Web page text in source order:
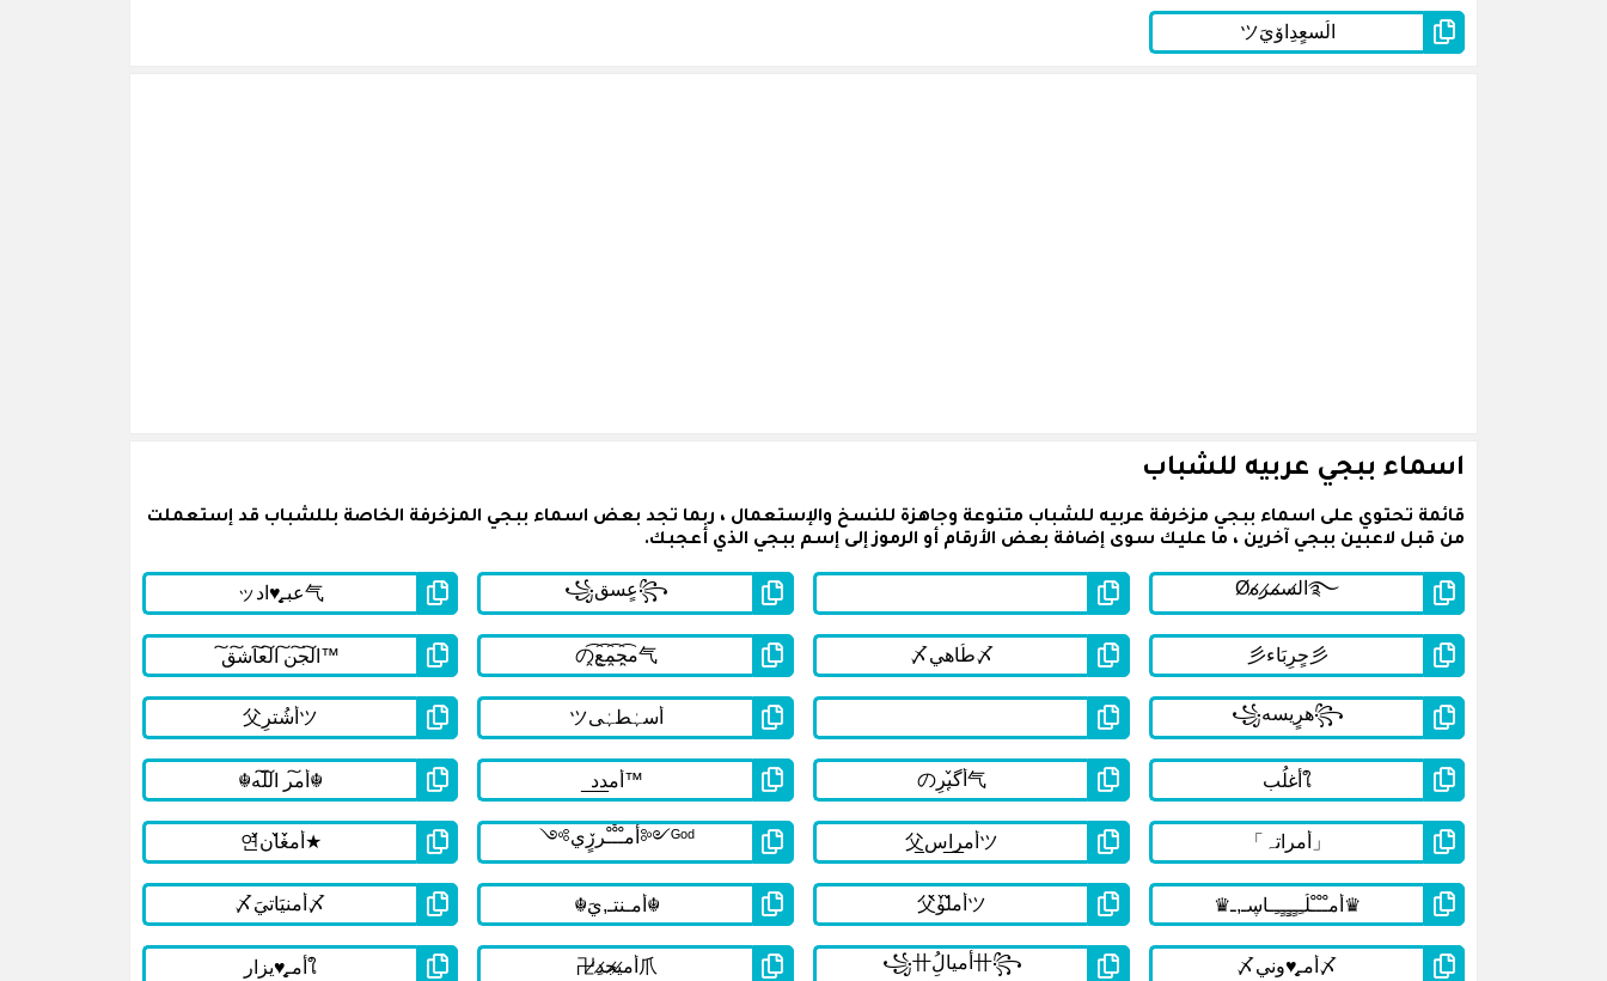
اسماء ببجي عربيه للشباب
قائمة تحتوي على اسماء ببجي مزخرفة عربيه للشباب متنوعة وجاهزة للنسخ والإستعمال ، ربما تجد بعض اسماء ببجي المزخرفة الخاصة بللشباب قد إستعملت
من قبل لاعبين ببجي آخرين ، ما عليك سوى إضافة بعض الأرقام أو الرموز إلى إسم ببجي الذي أعجبك.